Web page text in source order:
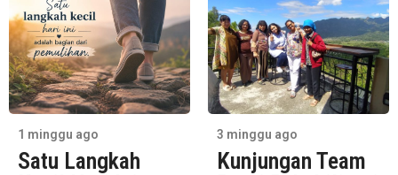
1 minggu ago
Satu Langkah
3 minggu ago
Kunjungan Team